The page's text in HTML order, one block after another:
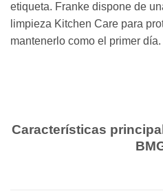
etiqueta. Franke dispone de
limpieza Kitchen Care para
mantenerlo como el primer día.
Características